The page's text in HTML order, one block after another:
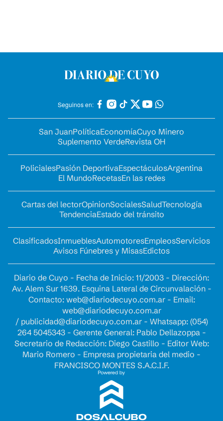
Seguinos en:
San JuanPolíticaEconomíaCuyo Minero
Suplemento VerdeRevista OH
PolicialesPasión DeportivaEspectáculosArgentina
El MundoRecetasEn las redes
Cartas del lectorOpinionSocialesSaludTecnología
TendenciaEstado del tránsito
ClasificadosInmueblesAutomotoresEmpleosServicios
Avisos Fúnebres y MisasEdictos
Diario de Cuyo - Fecha de Inicio: 11/2003 - Dirección:
Av. Alem Sur 1639. Esquina Lateral de Circunvalación -
Contacto: web@diariodecuyo.com.ar- Email:
web@diariodecuyo.com.ar
/ publicidad@diariodecuyo.com.ar- Whatsapp: (054)
264 5045343 - Gerente General: Pablo Dellazoppa -
Secretario de Redacción: Diego Castillo - Editor Web:
Mario Romero - Empresa propietaria del medio -
FRANCISCO MONTES S.A.C.I.F.